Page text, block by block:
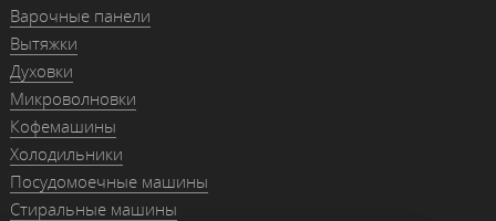
Варочные панели
Вытяжки
Духовки
Микроволновки
Кофемашины
Холодильники
Посудомоечные машины
Стиральные машины